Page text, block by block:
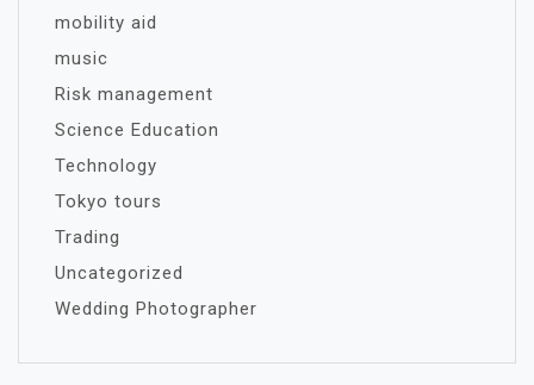
mobility aid
music
Risk management
Science Education
Technology
Tokyo tours
Trading
Uncategorized
Wedding Photographer